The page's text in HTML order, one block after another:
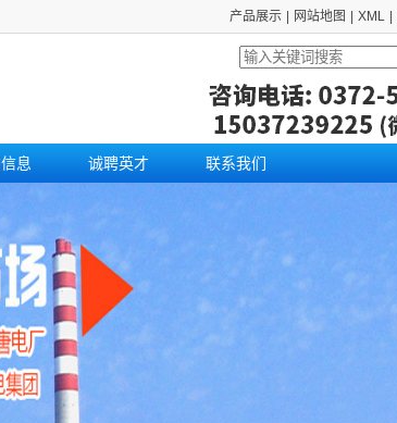
产品展示 网站地图 XML
息 诚聘英才 联系我们